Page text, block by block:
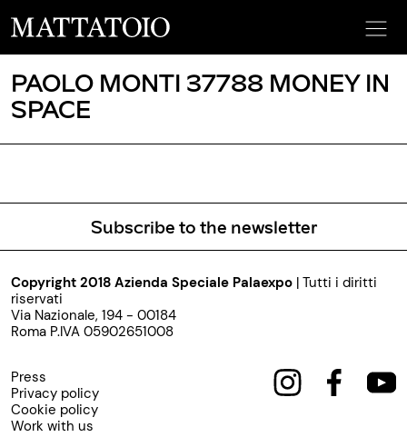
PAOLO MONTI 37788 MONEY IN
SPACE
Subscribe to the newsletter
Copyright 2018 Azienda Speciale Palaexpo | Tutti i diritti
riservati
Via Nazionale, 194 - 00184
Roma P.IVA 05902651008
Press
Privacy policy
Cookie policy
Work with us